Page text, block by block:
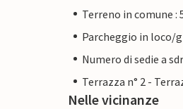
Terreno in comune :
Parcheggio in loco/
Numero di sedie a
Terrazza n° 2 -
Nelle vicinanze